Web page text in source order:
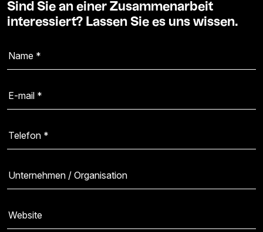
Sind Sie an einer Zusammenarbeit
interessiert? Lassen Sie es uns wissen.